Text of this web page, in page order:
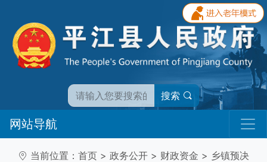
搜索
网站导航
当前位置： 首页 > 政务公开 > 财政资金 > 乡镇预决